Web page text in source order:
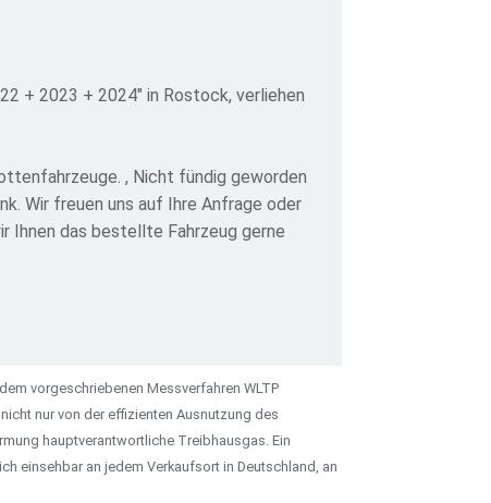
+ 2023 + 2024" in Rostock, verliehen
, Nicht fündig geworden
Wir freuen uns auf Ihre Anfrage oder
Ihnen das bestellte Fahrzeug gerne
vorgeschriebenen Messverfahren WLTP
nur von der effizienten Ausnutzung des
hauptverantwortliche Treibhausgas. Ein
einsehbar an jedem Verkaufsort in Deutschland, an